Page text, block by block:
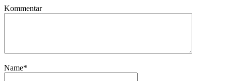
Kommentar
Name*